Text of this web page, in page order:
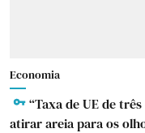
Economia
“Taxa de UE de
atirar areia para os